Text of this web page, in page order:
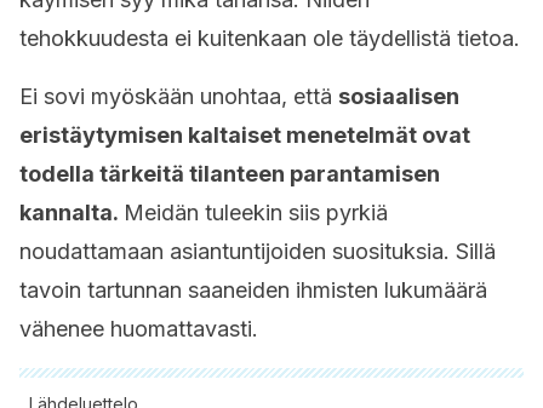
tehokkuudesta ei kuitenkaan ole täydellistä tietoa.
Ei sovi myöskään unohtaa, että sosiaalisen
eristäytymisen kaltaiset menetelmät ovat
todella tärkeitä tilanteen parantamisen
kannalta. Meidän tuleekin siis pyrkiä
noudattamaan asiantuntijoiden suosituksia. Sillä
tavoin tartunnan saaneiden ihmisten lukumäärä
vähenee huomattavasti.
Lähdeluettelo